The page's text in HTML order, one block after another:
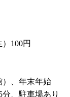
100円
）、年末年始
、駐車場あり